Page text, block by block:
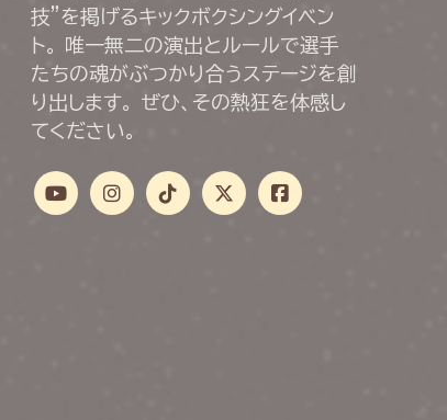
技”を掲げるキックボクシングイベン
ト。 唯一無二の演出とルールで選手
たちの魂がぶつかり合うステージを創
り出します。 ぜひ、その熱狂を体感し
てください。